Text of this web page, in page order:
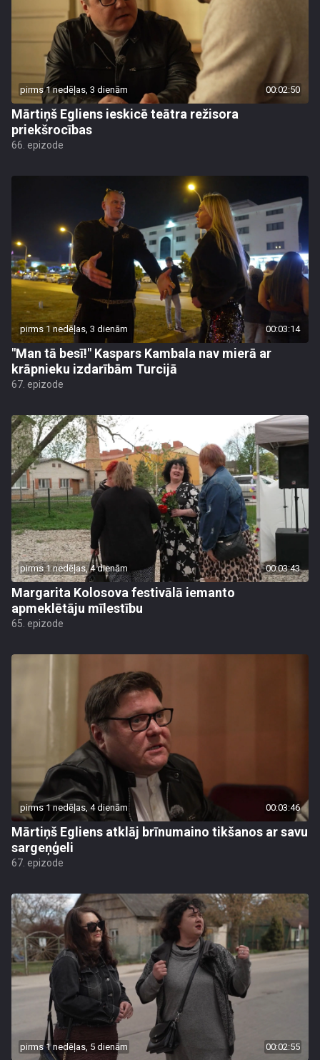
pirms 1 nedēļas, 3 dienām 00:02:50
Mārtiņš Egliens ieskicē teātra režisora
priekšrocības
66. epizode
pirms 1 nedēļas, 3 dienām 00:03:14
"Man tā besī!" Kaspars Kambala nav mierā ar
krāpnieku izdarībām Turcijā
67. epizode
pirms 1 nedēļas, 4 dienām 00:03:43
Margarita Kolosova festivālā iemanto
apmeklētāju mīlestību
65. epizode
pirms 1 nedēļas, 4 dienām 00:03:46
Mārtiņš Egliens atklāj brīnumaino tikšanos ar savu
sargeņģeli
67. epizode
pirms 1 nedēļas, 5 dienām 00:02:55